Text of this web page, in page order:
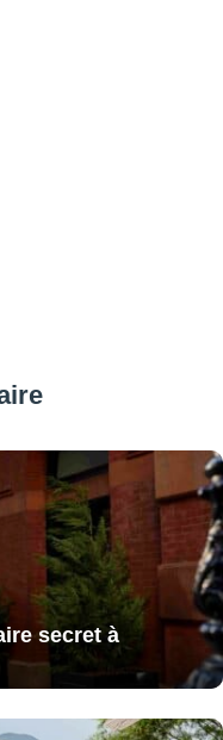
secret à